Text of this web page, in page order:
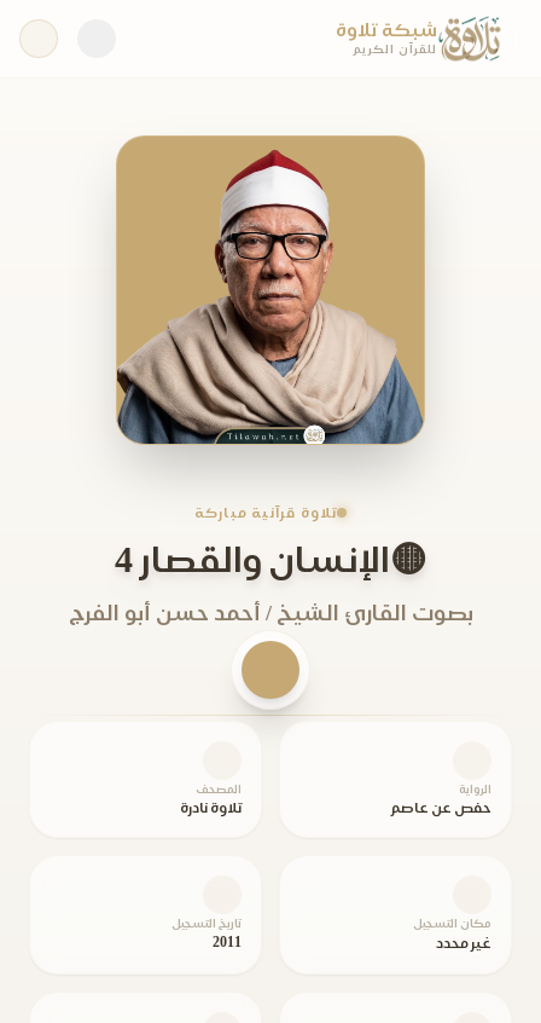
شبكة تلاوة
للقرآن الكريم
تلاوة قرآنية مباركة
🟡الإنسان والقصار 4
بصوت القارئ الشيخ / أحمد حسن أبو الفرج
الرواية
حفص عن عاصم
المصحف
تلاوة نادرة
مكان التسجيل
غير محدد
تاريخ التسجيل
2011